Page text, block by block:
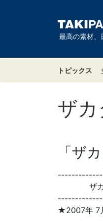
最高の素材、
トピックス
ザカ
「ザ
ザカタ
★2007年 7